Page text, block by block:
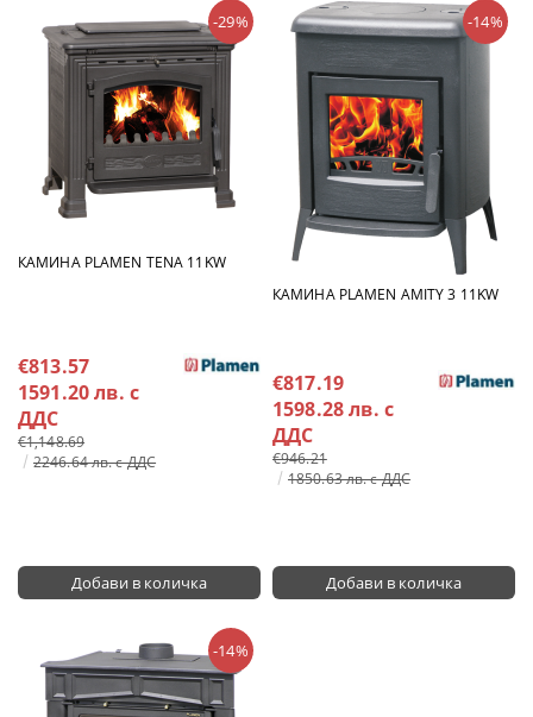
КАМИНА PLAMEN TENA 11KW
-29%
€813.57
1591.20 лв. с
ДДС
€1,148.69
2246.64 лв. с ДДС
КАМИНА PLAMEN AMITY 3 11KW
-14%
€817.19
1598.28 лв. с
ДДС
€946.21
1850.63 лв. с ДДС
-14%